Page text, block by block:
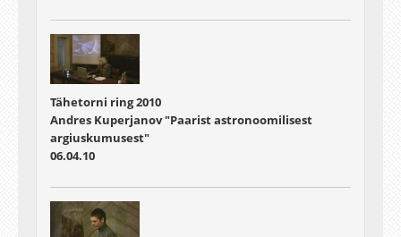
Tähetorni ring 2010
Andres Kuperjanov "Paarist astronoomilisest
argiuskumusest"
06.04.10